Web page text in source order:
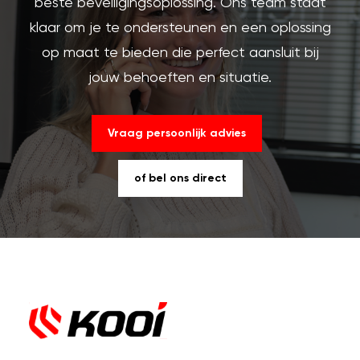
beste beveiligingsoplossing. Ons team staat
klaar om je te ondersteunen en een oplossing
op maat te bieden die perfect aansluit bij
jouw behoeften en situatie.
Vraag persoonlijk advies
of bel ons direct